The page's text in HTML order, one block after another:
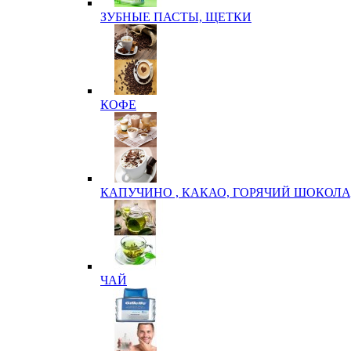
ЗУБНЫЕ ПАСТЫ, ЩЕТКИ
КОФЕ
КАПУЧИНО , КАКАО, ГОРЯЧИЙ
ЧАЙ